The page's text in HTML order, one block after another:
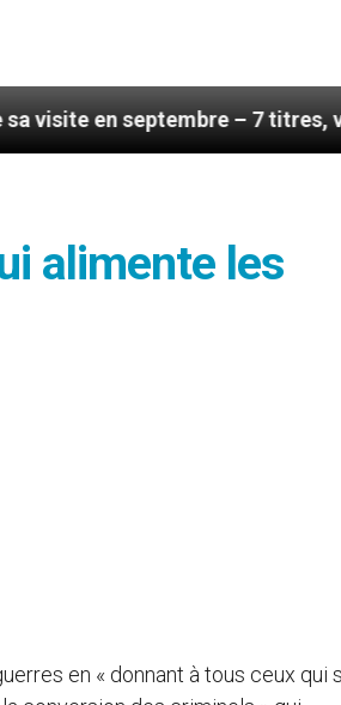
– 7 titres, vendredi 7
alimente les
en « donnant à tous ceux qui